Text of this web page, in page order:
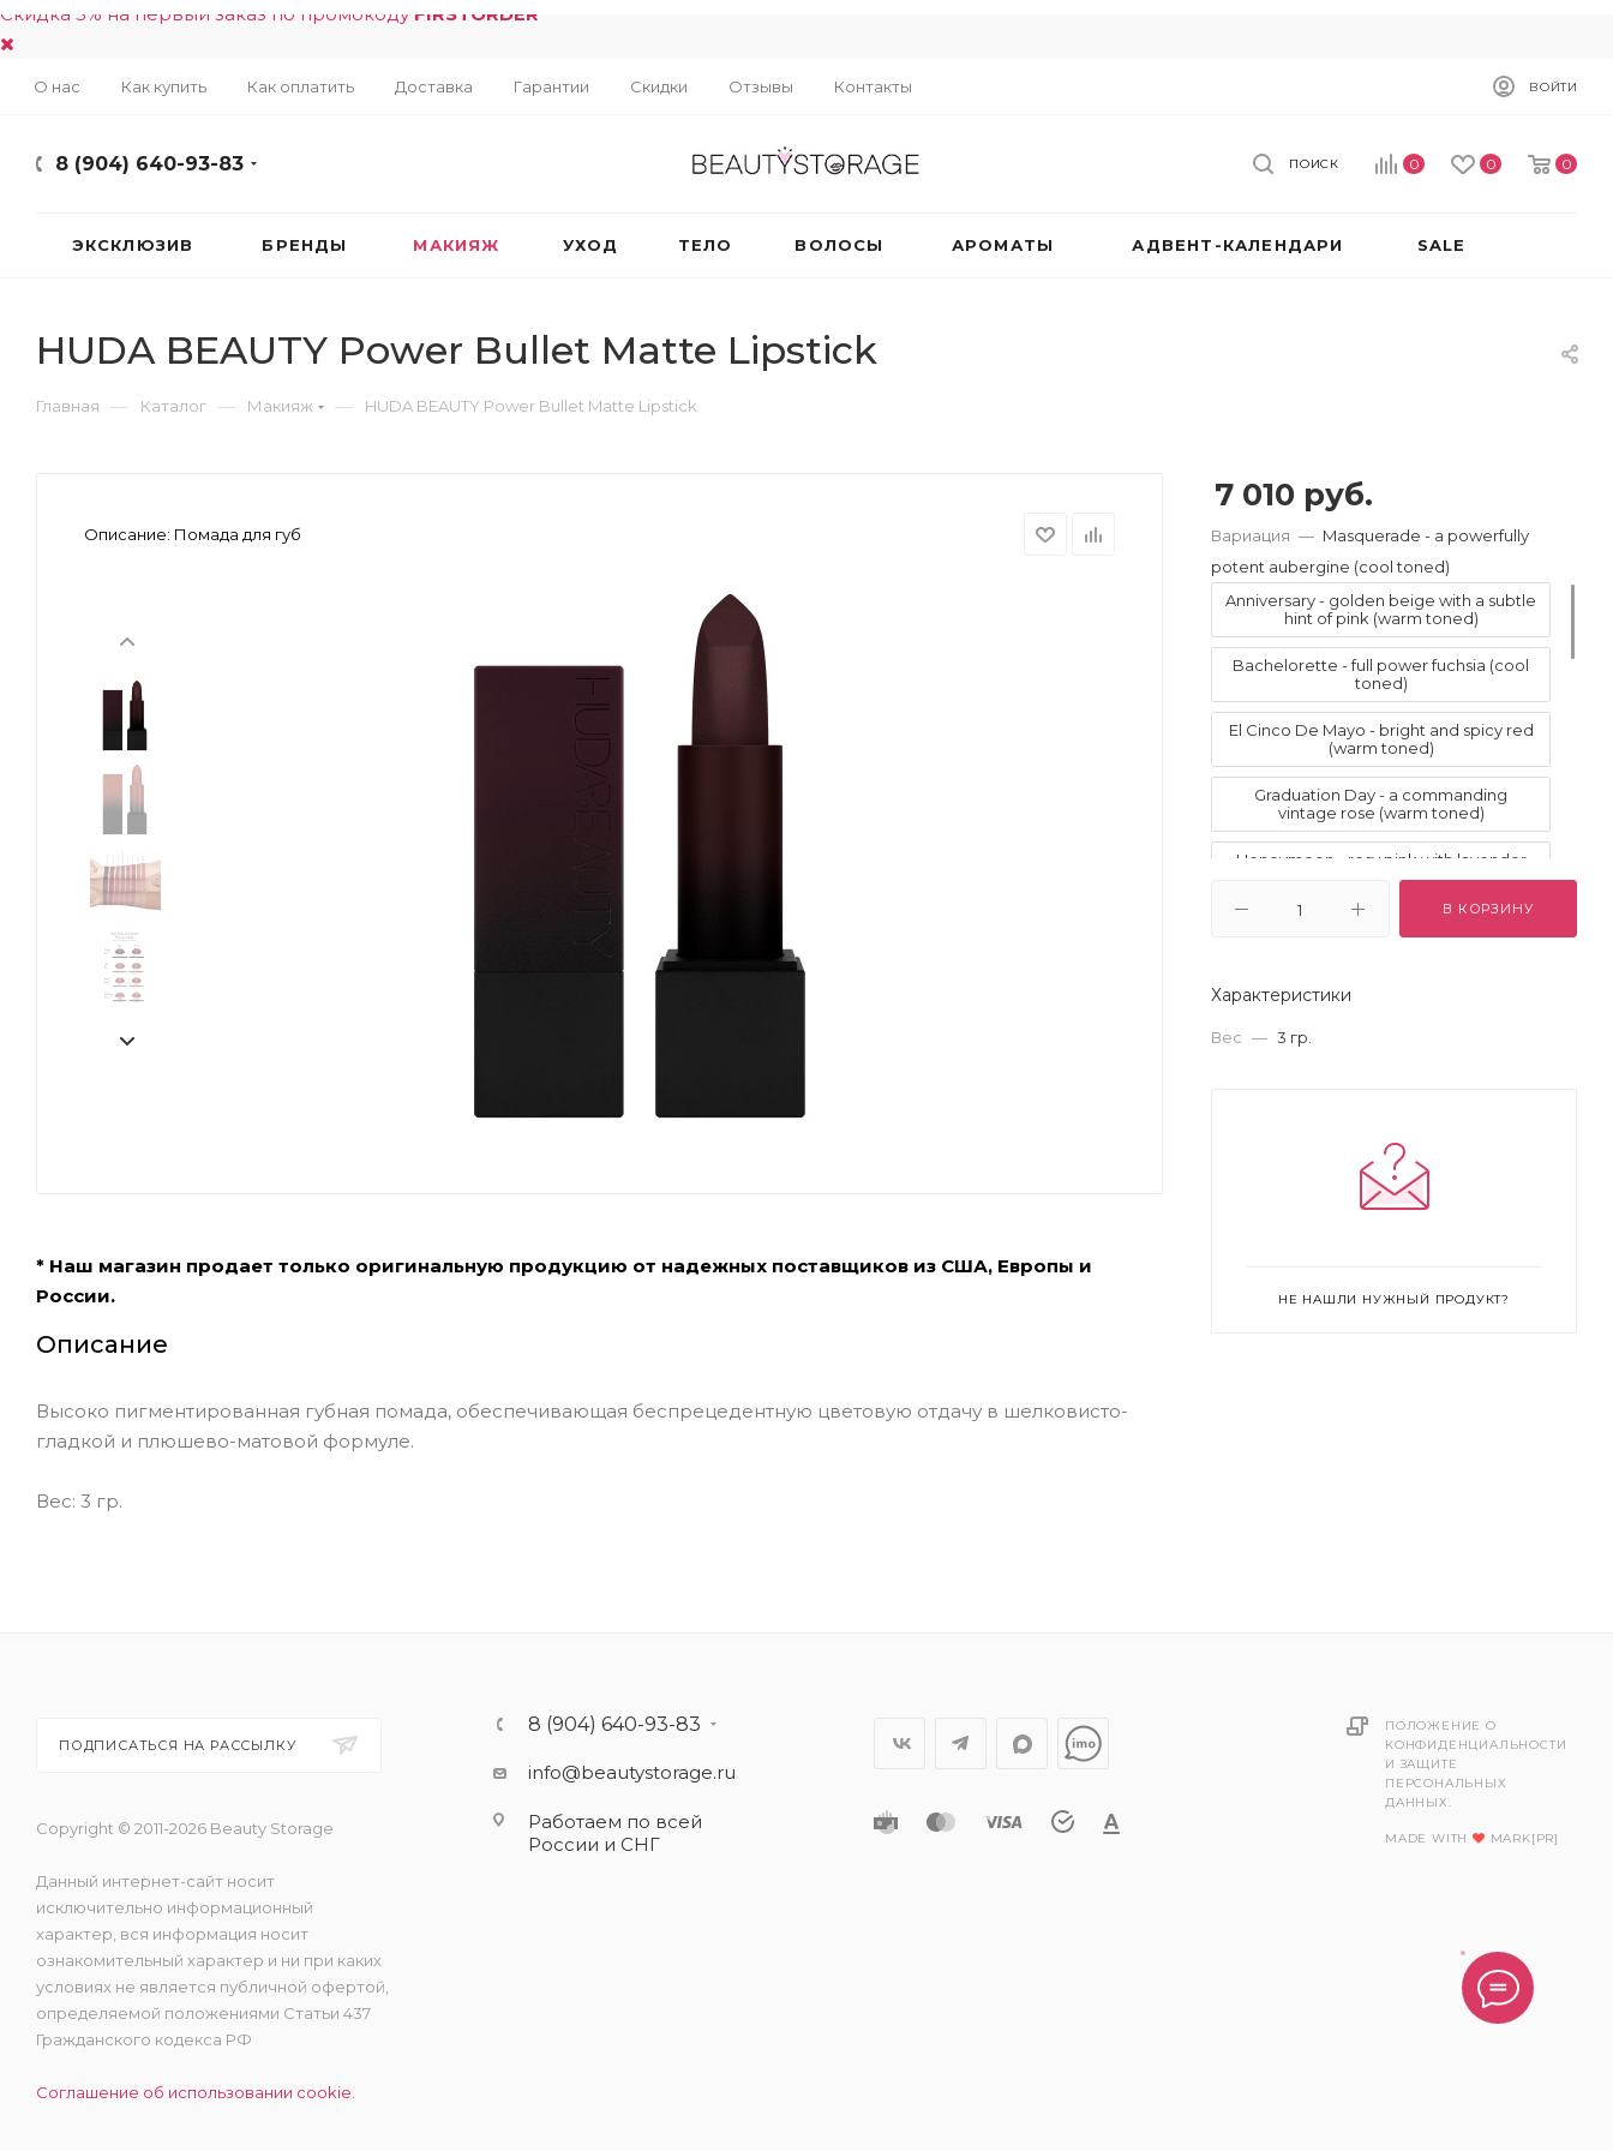
Скидка 5% на первый заказ по промокоду FIRSTORDER
О нас Как купить Как оплатить Доставка Гарантии Скидки Отзывы Контакты ВОЙТИ
8 (904) 640-93-83 0 0 0
ПОИСК
ЭКСКЛЮЗИВ БРЕНДЫ МАКИЯЖ УХОД ТЕЛО ВОЛОСЫ АРОМАТЫ АДВЕНТ-КАЛЕНДАРИ SALE
HUDA BEAUTY Power Bullet Matte Lipstick
Главная — Каталог — Макияж — HUDA BEAUTY Power Bullet Matte Lipstick
Описание: Помада для губ
* Наш магазин продает только оригинальную продукцию от надежных поставщиков из США, Европы и
России.
Описание
Высоко пигментированная губная помада, обеспечивающая беспрецедентную цветовую отдачу в шелковисто-
гладкой и плюшево-матовой формуле.
Вес: 3 гр.
7 010 руб.
Вариация — Masquerade - a powerfully
potent aubergine (cool toned)
Anniversary - golden beige with a subtle
hint of pink (warm toned)
Bachelorette - full power fuchsia (cool
toned)
El Cinco De Mayo - bright and spicy red
(warm toned)
Graduation Day - a commanding
vintage rose (warm toned)
Honeymoon - rosy pink with lavender
(cool toned)
(warm toned)
Joyride - a high-powered dusty rose
(cool toned)
Pay Day - a dynamic rosy mauve (cool
toned)
В КОРЗИНУ
Характеристики
Вес — 3 гр.
НЕ НАШЛИ НУЖНЫЙ ПРОДУКТ?
ПОДПИСАТЬСЯ НА РАССЫЛКУ
Copyright © 2011-2026 Beauty Storage
Данный интернет-сайт носит
исключительно информационный
характер, вся информация носит
ознакомительный характер и ни при каких
условиях не является публичной офертой,
определяемой положениями Статьи 437
Гражданского кодекса РФ
Соглашение об использовании cookie.
8 (904) 640-93-83
info@beautystorage.ru
Работаем по всей
России и СНГ
ПОЛОЖЕНИЕ О
КОНФИДЕНЦИАЛЬНОСТИ
И ЗАЩИТЕ
ПЕРСОНАЛЬНЫХ
ДАННЫХ.
MADE WITH MARK[PR]